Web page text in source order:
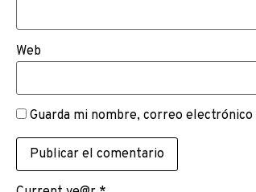
Web
Guarda mi nombre, correo